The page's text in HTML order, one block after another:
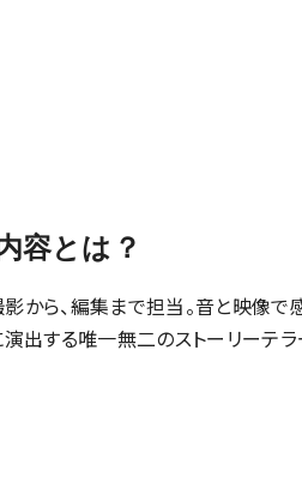
容とは？
から、編集まで担当。音と映像で
出する唯一無二のストーリーテラ